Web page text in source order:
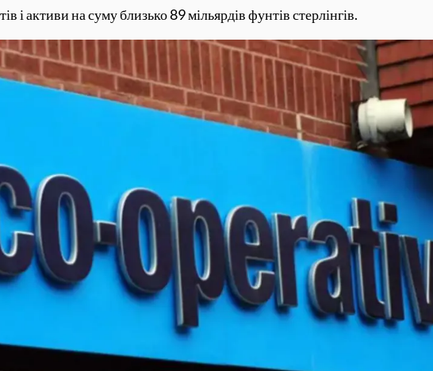
і активи на суму близько 89 мільярдів фунтів стерлінгів.